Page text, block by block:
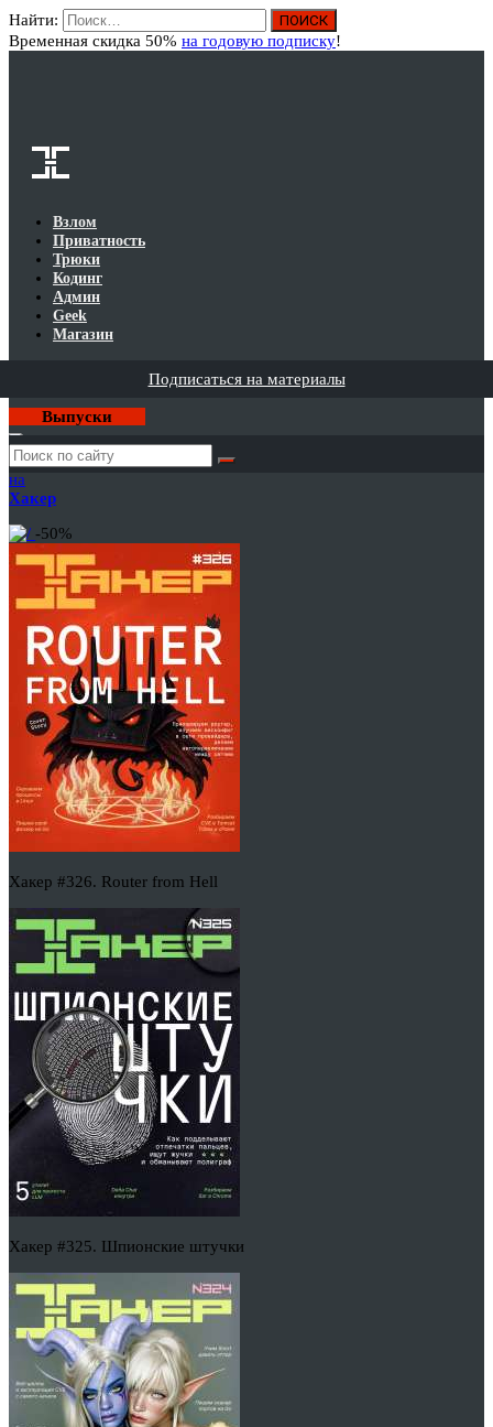
Найти:
Временная скидка 50% на годовую подписку!
Взлом
Приватность
Трюки
Кодинг
Админ
Geek
Магазин
Подписаться на материалы
Выпуски
Годовая
подписка
на
Хакер
-50%
Хакер #326. Router from Hell
Хакер #325. Шпионские штучки